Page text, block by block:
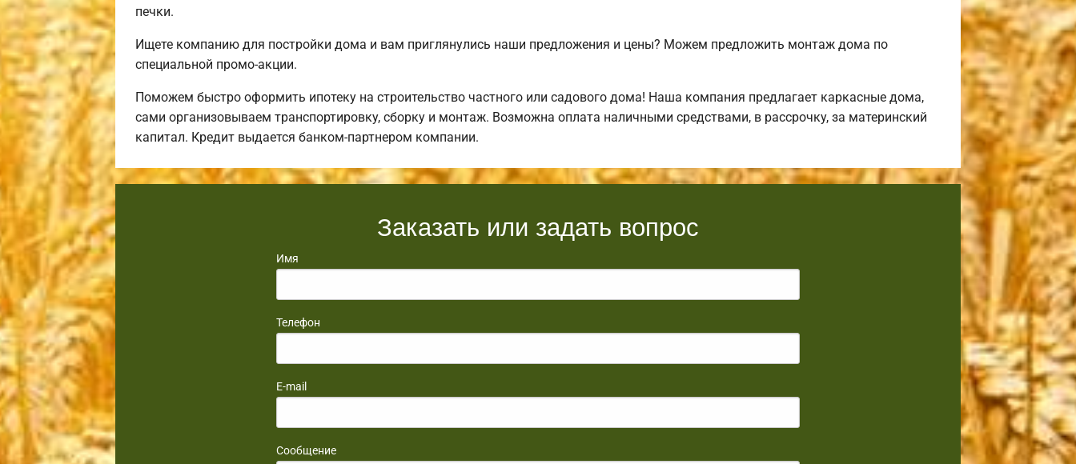
печки.
Ищете компанию для постройки дома и вам приглянулись наши предложения и цены? Можем предложить монтаж дома по
специальной промо-акции.
Поможем быстро оформить ипотеку на строительство частного или садового дома! Наша компания предлагает каркасные дома,
сами организовываем транспортировку, сборку и монтаж. Возможна оплата наличными средствами, в рассрочку, за материнский
капитал. Кредит выдается банком-партнером компании.
Заказать или задать вопрос
Имя
Телефон
E-mail
Сообщение